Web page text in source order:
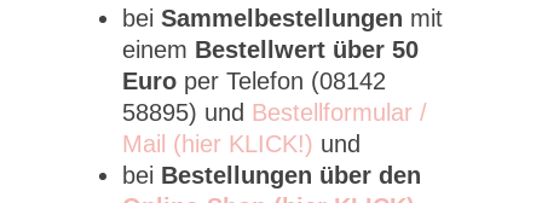
bei Sammelbestellungen mit
einem Bestellwert über 50
Euro per Telefon (08142
58895) und Bestellformular /
Mail (hier KLICK!) und
bei Bestellungen über den